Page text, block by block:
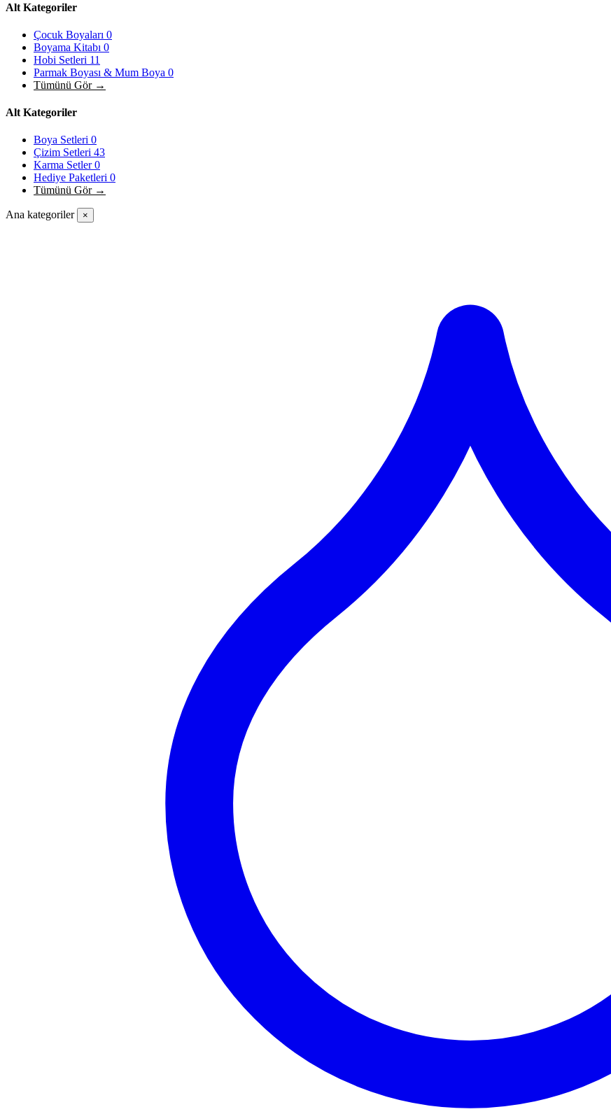
Alt Kategoriler
Çocuk Boyaları 0
Boyama Kitabı 0
Hobi Setleri 11
Parmak Boyası & Mum Boya 0
Tümünü Gör →
Alt Kategoriler
Boya Setleri 0
Çizim Setleri 43
Karma Setler0
Hediye Paketleri 0
Tümünü Gör →
Ana kategoriler ×